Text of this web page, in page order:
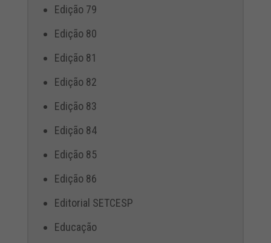
Edição 79
Edição 80
Edição 81
Edição 82
Edição 83
Edição 84
Edição 85
Edição 86
Editorial SETCESP
Educação